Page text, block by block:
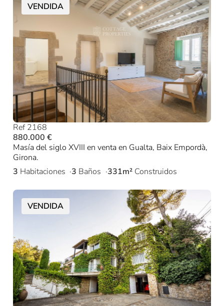
VENDIDA
Ref 2168
880.000 €
Masía del siglo XVIII en venta en Gualta, Baix Empordà,
Girona.
3 Habitaciones 3 Baños 331m² Construidos
VENDIDA